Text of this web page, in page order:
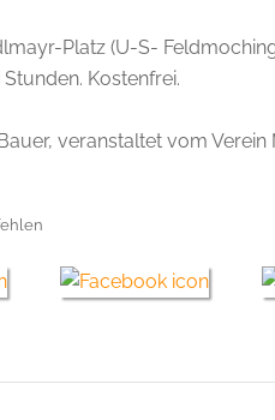
Platz (U-S-
Kostenfrei.
veranstaltet vom